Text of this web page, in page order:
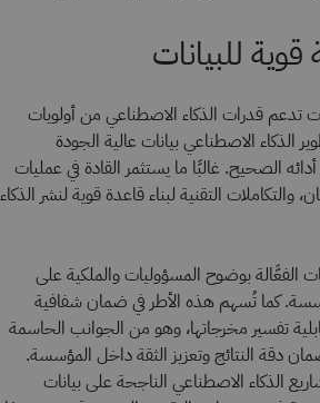
قوية للبيانات
تدعم قدرات الذكاء الاصطناعي من أولويات
الذكاء الاصطناعي بيانات عالية الجودة
الصحيح. غالبًا ما يستثمر القادة في عمليات
والتكاملات التقنية لبناء قاعدة قوية لنشر الذكاء
الفعَّالة بوضوح المسؤوليات والملكية على
كما تُسهم هذه الأطر في ضمان شفافية
تفسير مخرجاتها، وهو من الجوانب الحاسمة
دقة النتائج وتعزيز الثقة داخل المؤسسة.
الذكاء الاصطناعي الناجحة على بيانات